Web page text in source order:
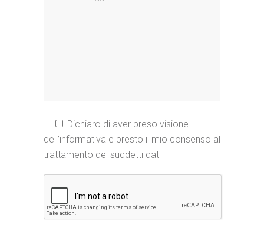
Dichiaro di aver preso visione
dell’informativa e presto il mio consenso al
trattamento dei suddetti dati